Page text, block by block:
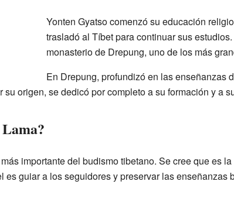
Yonten Gyatso comenzó su educación
trasladó al Tíbet para continuar sus
monasterio de Drepung, uno de los más
En Drepung, profundizó en las enseñanzas
origen, se dedicó por completo a su formación y a
importante del budismo tibetano. Se cree que es
guiar a los seguidores y preservar las enseñanzas